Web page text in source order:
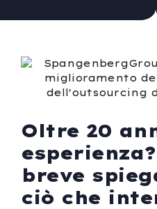
Oltre 20
breve
ciò che